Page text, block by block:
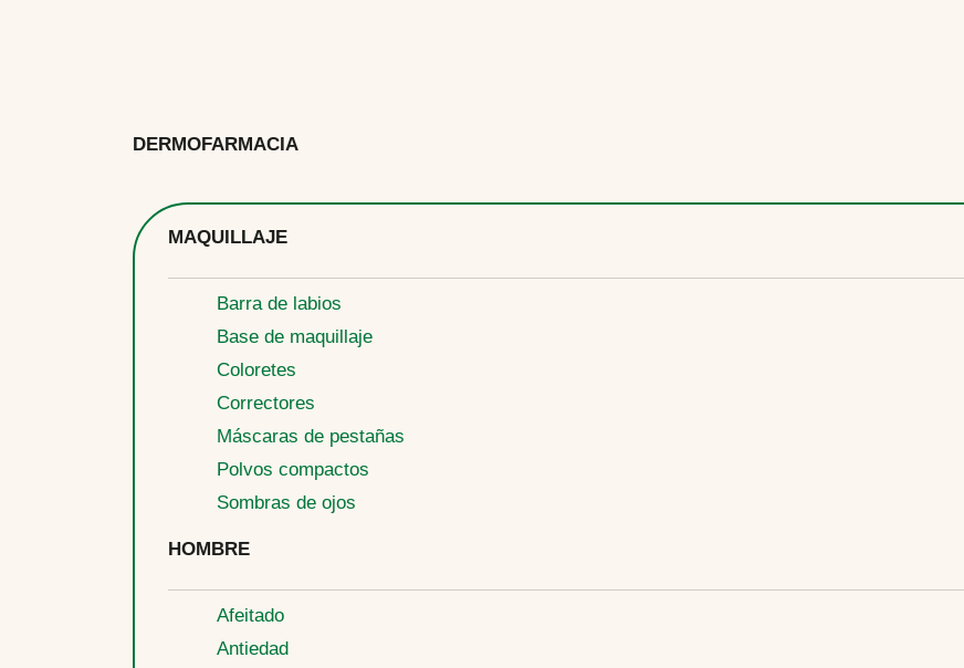
DERMOFARMACIA
MAQUILLAJE
Barra de labios
Base de maquillaje
Coloretes
Correctores
Máscaras de pestañas
Polvos compactos
Sombras de ojos
HOMBRE
Afeitado
Antiedad